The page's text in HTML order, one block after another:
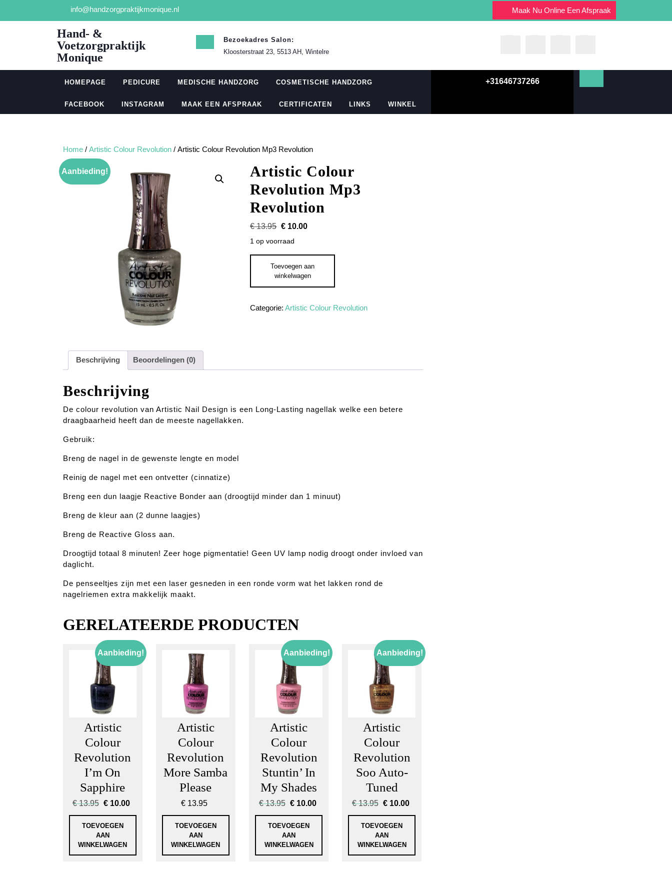
info@handzorgpraktijkmonique.nl Maak Nu Online Een Afspraak
Hand- &
Voetzorgpraktijk
Monique
Bezoekadres Salon:
Kloosterstraat 23, 5513 AH, Wintelre
HOMEPAGE PEDICURE MEDISCHE HANDZORG COSMETISCHE HANDZORG
FACEBOOK INSTAGRAM MAAK EEN AFSPRAAK CERTIFICATEN LINKS WINKEL
+31646737266
Home / Artistic Colour Revolution / Artistic Colour Revolution Mp3 Revolution
Aanbieding!
Artistic Colour
Revolution Mp3
Revolution
€13.95 Oorspronkelijke
€ 13.95.
€ 10.00
€ 10.00.
1 op voorraad
Toevoegen aan
winkelwagen
Categorie:Artistic Colour Revolution
Beschrijving Beoordelingen (0)
Beschrijving
De colour revolution van Artistic Nail Design is een Long-Lasting nagellak welke een betere
draagbaarheid heeft dan de meeste nagellakken.
Gebruik:
Breng de nagel in de gewenste lengte en model
Reinig de nagel met een ontvetter (cinnatize)
Breng een dun laagje Reactive Bonder aan (droogtijd minder dan 1 minuut)
Breng de kleur aan (2 dunne laagjes)
Breng de Reactive Gloss aan.
Droogtijd totaal 8 minuten! Zeer hoge pigmentatie! Geen UV lamp nodig droogt onder invloed van
daglicht.
De penseeltjes zijn met een laser gesneden in een ronde vorm wat het lakken rond de
nagelriemen extra makkelijk maakt.
GERELATEERDE PRODUCTEN
Aanbieding!
Artistic
Colour
Revolution
I’m On
Sapphire
€13.95 Oorspronkelijke
€ 13.95.
€ 10.00
TOEVOEGEN
AAN
WINKELWAGEN
Artistic
Colour
Revolution
More Samba
Please
€ 13.95
TOEVOEGEN
AAN
WINKELWAGEN
Aanbieding!
Artistic
Colour
Revolution
Stuntin’ In
My Shades
€13.95
Oorspronkelijke
€ 13.95.
€10.00
TOEVOEGEN
AAN
WINKELWAGEN
Aanbieding!
Artistic
Colour
Revolution
Soo Auto-
Tuned
€13.95
Oorspronkelijke
€ 13.95.
€10.00
TOEVOEGEN
AAN
WINKELWAGEN